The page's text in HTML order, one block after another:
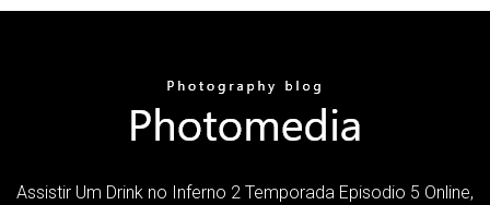
Assistir Um Drink no Inferno 2 Temporada Episodio 5 Online,